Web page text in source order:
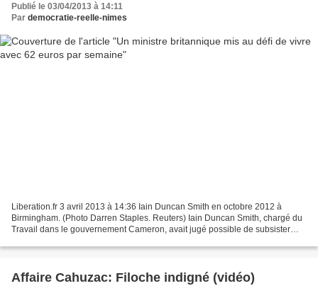
Publié le 03/04/2013 à 14:11
Par democratie-reelle-nimes
Liberation.fr 3 avril 2013 à 14:36 Iain Duncan Smith en octobre 2012 à
Birmingham. (Photo Darren Staples. Reuters) Iain Duncan Smith, chargé du
Travail dans le gouvernement Cameron, avait jugé possible de subsister
Affaire Cahuzac: Filoche indigné (vidéo)